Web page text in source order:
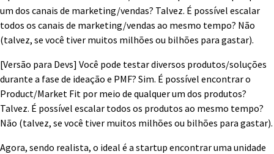
um dos canais de marketing/vendas? Talvez. É possível escalar
todos os canais de marketing/vendas ao mesmo tempo? Não
(talvez, se você tiver muitos milhões ou bilhões para gastar).
[Versão para Devs] Você pode testar diversos produtos/soluções
durante a fase de ideação e PMF? Sim. É possível encontrar o
Product/Market Fit por meio de qualquer um dos produtos?
Talvez. É possível escalar todos os produtos ao mesmo tempo?
Não (talvez, se você tiver muitos milhões ou bilhões para gastar).
Agora, sendo realista, o ideal é a startup encontrar uma unidade